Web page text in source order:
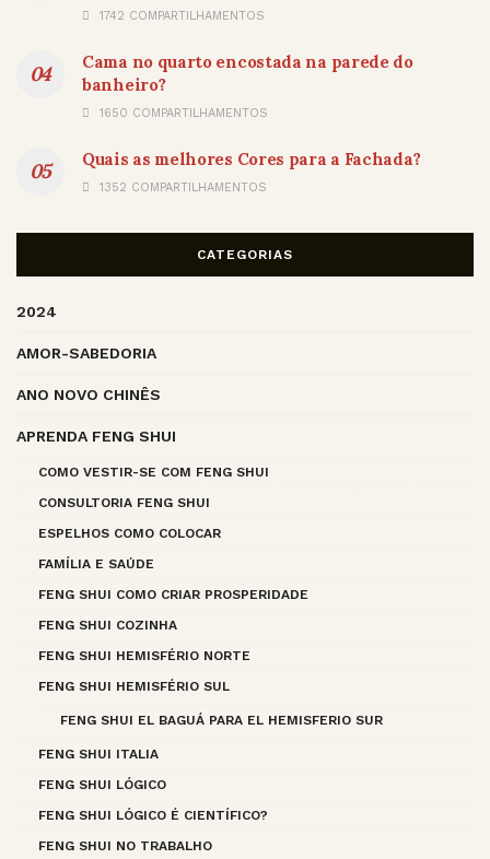
1742 COMPARTILHAMENTOS
Cama no quarto encostada na parede do
banheiro?
1650 COMPARTILHAMENTOS
Quais as melhores Cores para a Fachada?
1352 COMPARTILHAMENTOS
CATEGORIAS
2024
AMOR-SABEDORIA
ANO NOVO CHINÊS
APRENDA FENG SHUI
COMO VESTIR-SE COM FENG SHUI
CONSULTORIA FENG SHUI
ESPELHOS COMO COLOCAR
FAMÍLIA E SAÚDE
FENG SHUI COMO CRIAR PROSPERIDADE
FENG SHUI COZINHA
FENG SHUI HEMISFÉRIO NORTE
FENG SHUI HEMISFÉRIO SUL
FENG SHUI EL BAGUÁ PARA EL HEMISFERIO SUR
FENG SHUI ITALIA
FENG SHUI LÓGICO
FENG SHUI LÓGICO É CIENTÍFICO?
FENG SHUI NO TRABALHO